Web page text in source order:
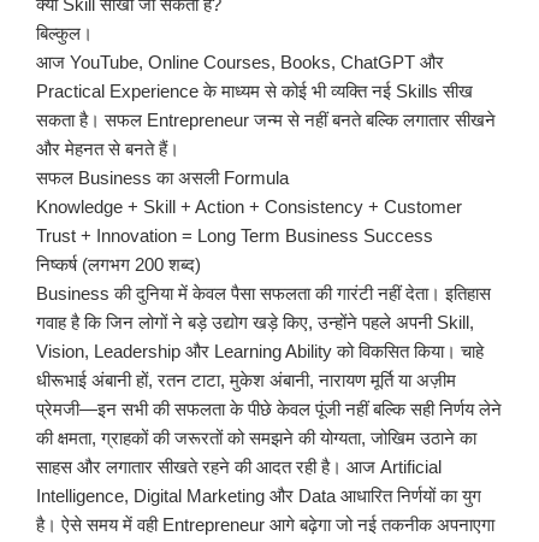
क्या Skill सीखी जा सकती है?
बिल्कुल।
आज YouTube, Online Courses, Books, ChatGPT और
Practical Experience के माध्यम से कोई भी व्यक्ति नई Skills सीख
सकता है। सफल Entrepreneur जन्म से नहीं बनते बल्कि लगातार सीखने
और मेहनत से बनते हैं।
सफल Business का असली Formula
Knowledge + Skill + Action + Consistency + Customer
Trust + Innovation = Long Term Business Success
निष्कर्ष (लगभग 200 शब्द)
Business की दुनिया में केवल पैसा सफलता की गारंटी नहीं देता। इतिहास
गवाह है कि जिन लोगों ने बड़े उद्योग खड़े किए, उन्होंने पहले अपनी Skill,
Vision, Leadership और Learning Ability को विकसित किया। चाहे
धीरूभाई अंबानी हों, रतन टाटा, मुकेश अंबानी, नारायण मूर्ति या अज़ीम
प्रेमजी—इन सभी की सफलता के पीछे केवल पूंजी नहीं बल्कि सही निर्णय लेने
की क्षमता, ग्राहकों की जरूरतों को समझने की योग्यता, जोखिम उठाने का
साहस और लगातार सीखते रहने की आदत रही है। आज Artificial
Intelligence, Digital Marketing और Data आधारित निर्णयों का युग
है। ऐसे समय में वही Entrepreneur आगे बढ़ेगा जो नई तकनीक अपनाएगा